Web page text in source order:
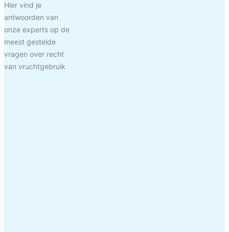
Hier vind je
antwoorden van
onze experts op de
meest gestelde
vragen over recht
van vruchtgebruik